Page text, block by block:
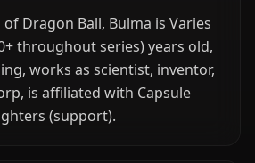
Dragon Ball, Bulma is Varies
throughout series) years old,
works as scientist, inventor,
is affiliated with Capsule
(support).